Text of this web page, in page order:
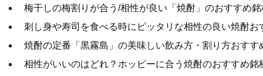
梅干しの梅割りが合う/相性が良い「焼酎」のおすすめ
刺し身や寿司を食べる時にピッタリな相性の良い焼酎お
焼酎の定番「黒霧島」の美味しい飲み方・割り方おすす
相‌性‌が‌い‌い‌の‌は‌ど‌れ？‌ホッ‌ピー‌に‌合‌う‌焼‌酎‌の‌お‌す‌す‌め‌銘‌